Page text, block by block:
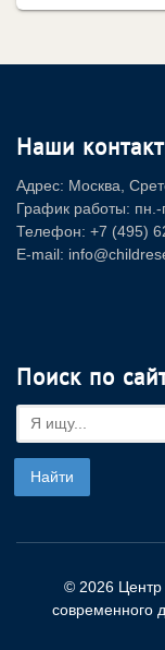
Наши
Адрес: Москва,
График работы: пн.-
Телефон: +7 (495)
E-mail:
Поиск по
© 2026 Центр
современного